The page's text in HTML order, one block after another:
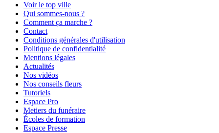
Voir le top ville
Qui sommes-nous ?
Comment ça marche ?
Contact
Conditions générales d'utilisation
Politique de confidentialité
Mentions légales
Actualités
Nos vidéos
Nos conseils fleurs
Tutoriels
Espace Pro
Metiers du funéraire
Écoles de formation
Espace Presse